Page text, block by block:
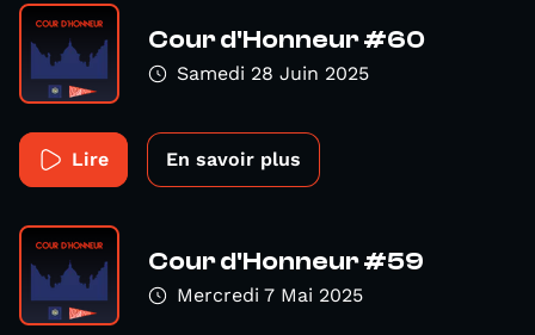
Cour d'Honneur #60
Samedi 28 Juin 2025
Lire En savoir plus
Cour d'Honneur #59
Mercredi 7 Mai 2025